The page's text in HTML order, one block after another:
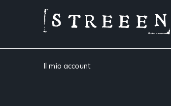
Il mio account